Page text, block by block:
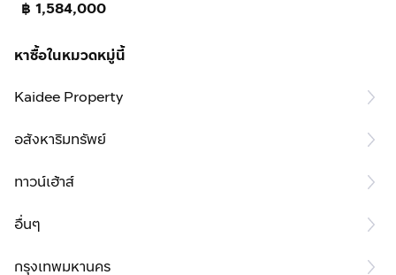
฿ 1,584,000
หาซื้อในหมวดหมู่นี้
Kaidee Property
อสังหาริมทรัพย์
ทาวน์เฮ้าส์
อื่นๆ
กรุงเทพมหานคร